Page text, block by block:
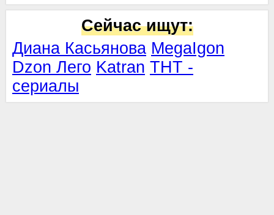
Сейчас ищут:
Диана Касьянова MegaIgon
Dzon Лего Katran ТНТ -
сериалы